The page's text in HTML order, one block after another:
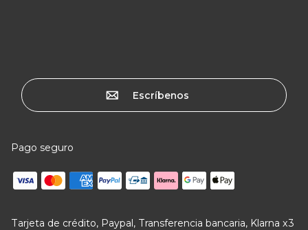
Escríbenos
Pago seguro
Tarjeta de crédito, Paypal, Transferencia bancaria, Klarna x3